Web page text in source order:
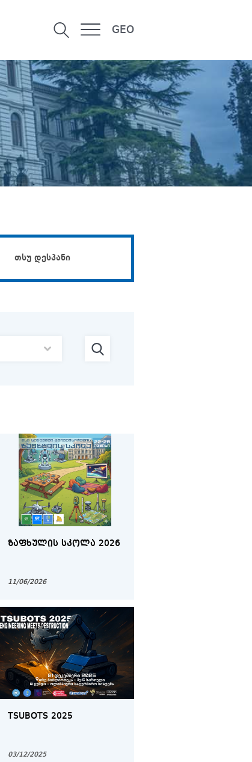
GEO
თსუ დესპანი
ᲖᲐᲤᲮᲣᲚᲘᲡ ᲡᲙᲝᲚᲐ 2026
11/06/2026
TSUBOTS 2025
03/12/2025